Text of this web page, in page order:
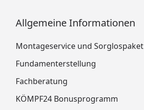
Allgemeine Informationen
Montageservice und Sorglospaket
Fundamenterstellung
Fachberatung
KÖMPF24 Bonusprogramm